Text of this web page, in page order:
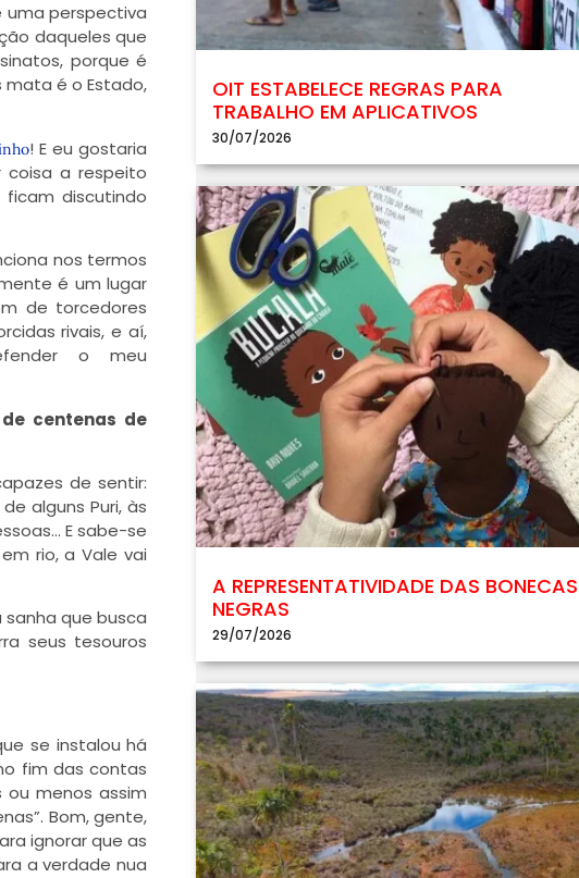
uma perspectiva
daqueles que
porque é
mata é o Estado,
! E eu gostaria
coisa a respeito
discutindo
nos termos
é um lugar
de torcedores
rivais, e aí,
o meu
centenas de
de sentir:
alguns Puri, às
E sabe-se
rio, a Vale vai
sanha que busca
seus tesouros
se instalou há
fim das contas
menos assim
Bom, gente,
ignorar que as
a verdade nua
OIT ESTABELECE REGRAS PARA
TRABALHO EM APLICATIVOS
30/07/2026
A REPRESENTATIVIDADE DAS BONECAS
NEGRAS
29/07/2026